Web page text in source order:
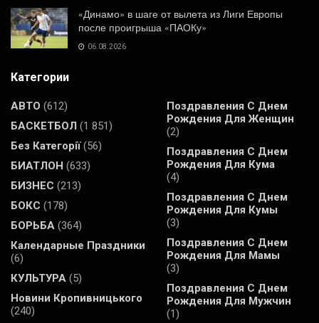
«Динамо» в шаге от вылета из Лиги Европы
после проигрыша «ПАОКу»
06.08.2026
Категории
АВТО (612)
БАСКЕТБОЛ (1 851)
Без Категорії(56)
БИАТЛОН (633)
БИЗНЕС (213)
БОКС (178)
БОРЬБА (364)
Календарные Праздники
(6)
КУЛЬТУРА (5)
Новини Кропивницького
(240)
Поздравления С Днем
Рождения Для Женщин
(2)
Поздравления С Днем
Рождения Для Кума
(4)
Поздравления С Днем
Рождения Для Кумы
(3)
Поздравления С Днем
Рождения Для Мамы
(3)
Поздравления С Днем
Рождения Для Мужчин
(1)